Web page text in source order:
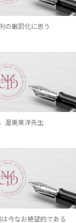
の厳罰化に思う
渥美東洋先生
今なお絶望的である